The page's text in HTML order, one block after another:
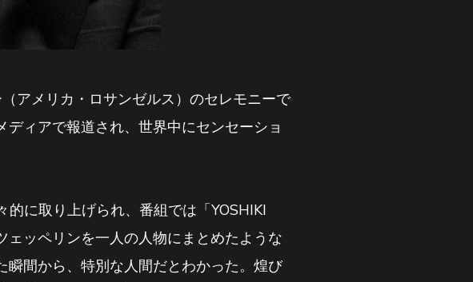
アメリカ・ロサンゼルス）のセレモニーで
ィアで報道され、世界中にセンセーショ
に取り上げられ、番組では「YOSHIKI
ッペリンを一人の人物にまとめたような
間から、特別な人間だとわかった。煌び